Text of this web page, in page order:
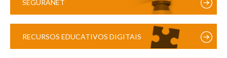
SEGURANET
RECURSOS EDUCATIVOS DIGITAIS